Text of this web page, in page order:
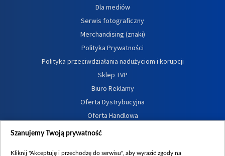
Dla mediów
Serwis fotograficzny
Merchandising (znaki)
Polityka Prywatności
Polityka przeciwdziałania nadużyciom i korupcji
Sklep TVP
Biuro Reklamy
Oferta Dystrybucyjna
Oferta Handlowa
Dostępność
Szanujemy Twoją prywatność
Kliknij "Akceptuję i przechodzę do serwisu", aby wyrazić zgody na